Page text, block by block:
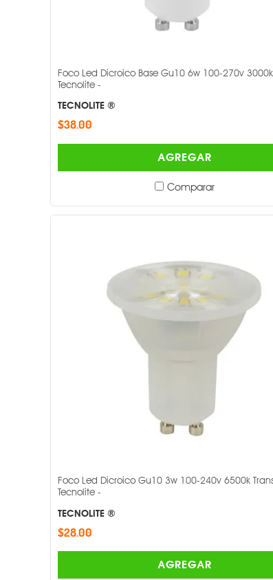
Foco Led Dicroico Base Gu10 6w 100-270v 3000k
Tecnolite -
TECNOLITE ®
$38.00
AGREGAR
Comparar
Foco Led Dicroico Gu10 3w 100-240v 6500k
Tecnolite -
TECNOLITE ®
$28.00
AGREGAR